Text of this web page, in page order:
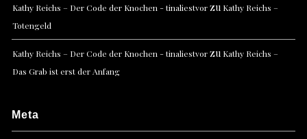
Kathy Reichs – Der Code der Knochen - tinaliestvorzu Kathy Reichs –
Totengeld
Kathy Reichs – Der Code der Knochen - tinaliestvorzu Kathy Reichs –
Das Grab ist erst der Anfang
Meta